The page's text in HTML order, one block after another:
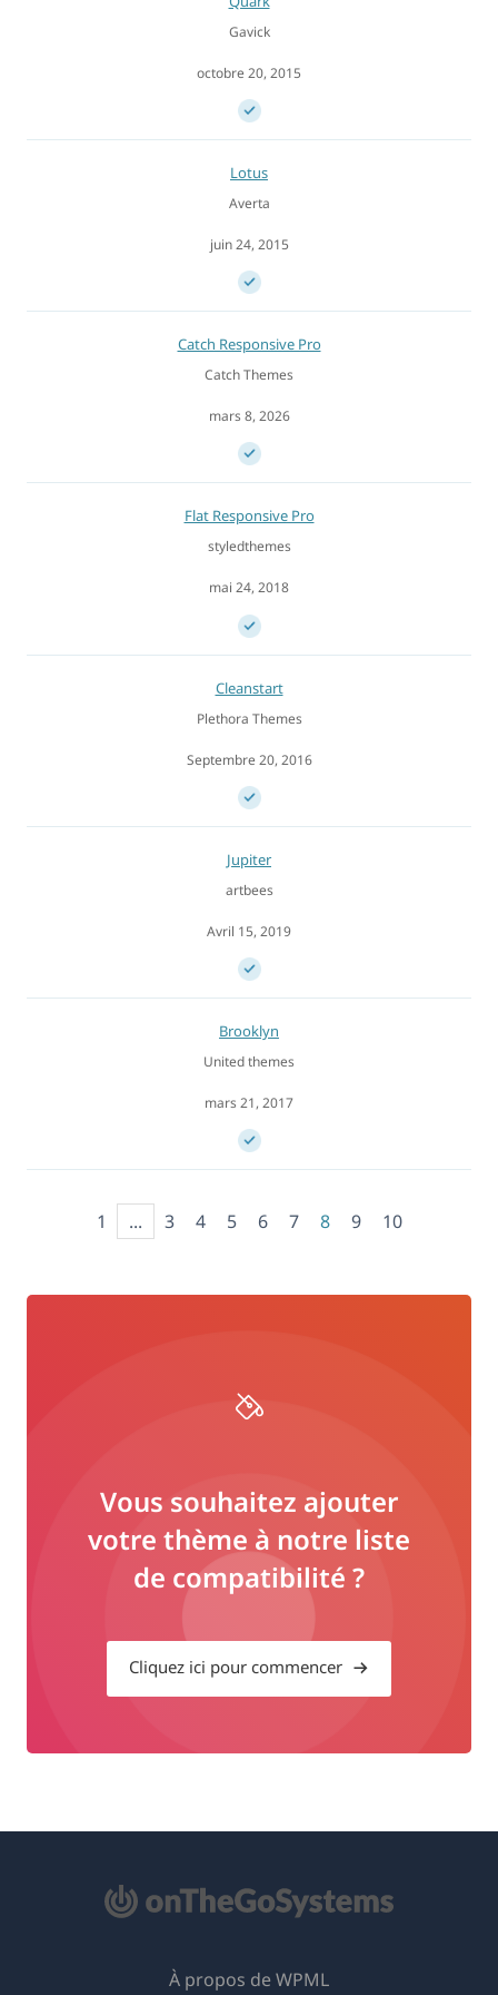
Gavick
octobre 20, 2015
Lotus
Averta
juin 24, 2015
Catch Responsive Pro
Catch Themes
mars 8, 2026
Flat Responsive Pro
styledthemes
mai 24, 2018
Cleanstart
Plethora Themes
Septembre 20, 2016
Jupiter
artbees
Avril 15, 2019
Brooklyn
United themes
mars 21, 2017
1 ... 3 4 5 6 7 8 9 10
Vous souhaitez ajouter
votre thème à notre liste
de compatibilité ?
Cliquez ici pour commencer
À propos de WPML